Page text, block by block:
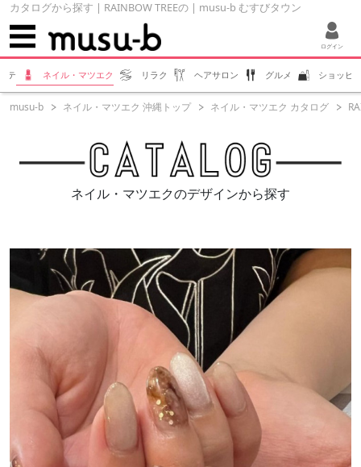
カタログから探す | RAINBOW TREEの | musu-b むすびタウン
ログイン
テ ネイル・マツエク リラク ヘアサロン グルメ ショッピ
musu-b ネイル・マツエク 沖縄トップ ネイル・マツエク カタログ
ネイル・マツエクのデザインから探す